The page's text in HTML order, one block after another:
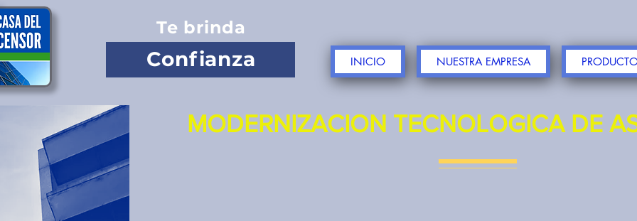
Te brinda
Confianza INICIO NUESTRA EMPRESA
MODERNIZACION TECNOLOGICA DE